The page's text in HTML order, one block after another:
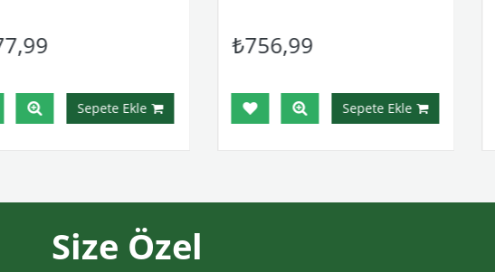
Sepete Ekle
₺756,99
Sepete Ekle
Size Özel